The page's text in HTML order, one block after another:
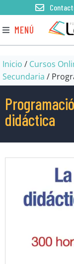
MENÚ
Inicio / Cursos
Secundaria /
didáctica